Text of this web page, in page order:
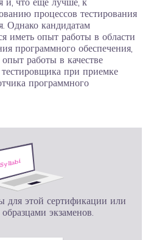
и, что еще лучше, к
процессов тестирования
Однако кандидатам
иметь опыт работы в области
программного обеспечения,
работы в качестве
при приемке
программного
для этой сертификации или
экзаменов.